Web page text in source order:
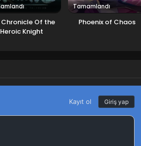
Chronicle Of the
Heroic Knight
Tamamlandı
Phoenix of Chaos